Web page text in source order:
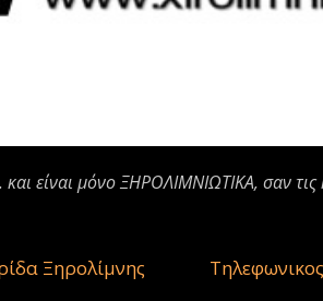
είναι μόνο ΞΗΡΟΛΙΜΝΙΩΤΙΚΑ, σαν τις
Ξηρολίμνης